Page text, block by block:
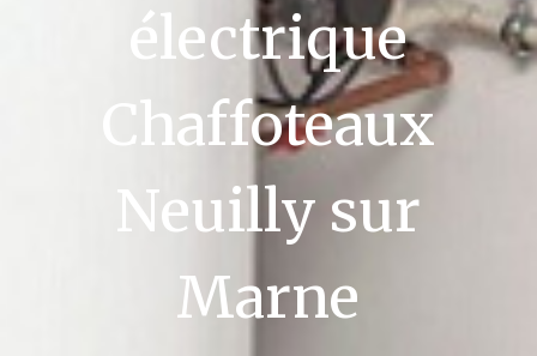
électrique
Chaffoteaux
Neuilly sur
Marne